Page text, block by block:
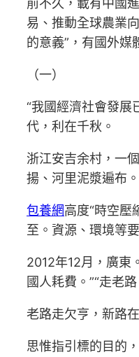
前不久，載有中國
易、推動全球農業
的意義”，有國外媒
（一）
“我國經濟社會發展
代，利在千秋。
浙江安吉余村，一
揚、河里泥漿遍布
包養網高度“時空壓
至。資源、環境等
2012年12月，廣東
國人耗費。”“走老
老路走欠亨，新路
思惟指引標的目的